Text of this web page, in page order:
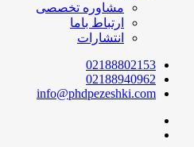
مشاوره تخصصی
ارتباط باما
انتشارات
02188802153
02188940962
info@phdpezeshki.com